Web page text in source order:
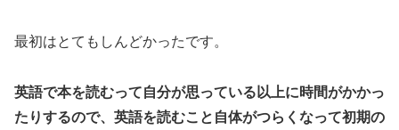
最初はとてもしんどかったです。
英語で本を読むって自分が思っている以上に時間がかかっ
たりするので、英語を読むこと自体がつらくなって初期の